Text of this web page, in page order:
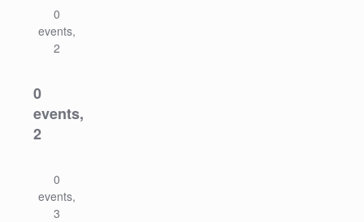
0
events,
2
0
events,
2
0
events,
3